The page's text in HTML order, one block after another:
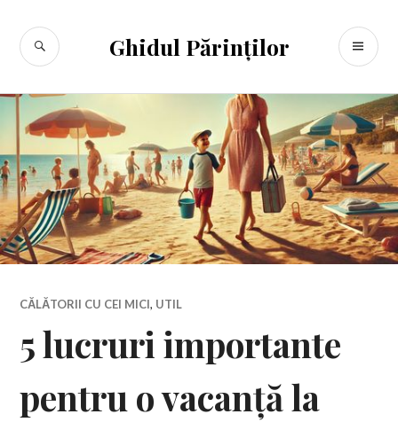
conținut
Ghidul Părinților
CĂUTARE
CĂLĂTORII CU CEI MICI, UTIL
5 lucruri importante
pentru o vacanță la